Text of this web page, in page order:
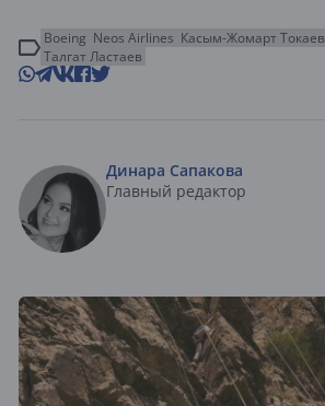
Boeing Neos Airlines Касым-Жомарт Токаев
Талгат Ластаев
Динара Сапакова
Главный редактор